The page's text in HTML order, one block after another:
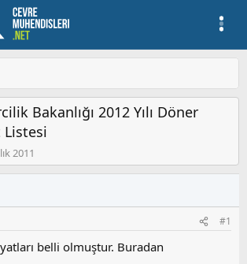
Bakanlığı 2012 Yılı Döner
Listesi
2011
#1
belli olmuştur. Buradan